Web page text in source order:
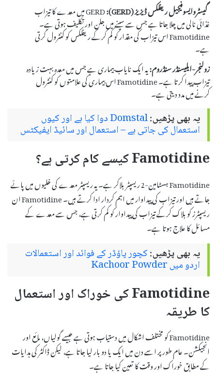
گیسٹروایسوفیجیل ریفلکس ڈیزیز (GERD):
GERD میں معدے کا تیزاب
غذائی نالی میں چلا جاتا ہے جس سے سینے میں جلن اور تکلیف ہوتی ہے۔
Famotidine اس تیزاب کی مقدار کو کم کرکے ریفلکس کو کنٹرول کرتی
ہے۔
زولنجر-ایلیسنڈر سنڈروم:یہ ایک نایاب بیماری ہے جس میں معدہ بہت زیادہ
تیزاب پیدا کرتا ہے۔ Famotidine اس بیماری کی علامتوں کو کنٹرول
کرنے میں مدد دیتی ہے۔
یہ بھی پڑھیں: Domstal دوا کیا ہے اور کیوں
استعمال کی جاتی ہے – استعمال اور سائیڈ ایفیکٹس
Famotidine کیسے کام کرتی ہے؟
Famotidine ہسٹامین-2 ریسپٹر بلاکر ہے۔ یہ ریسپٹر معدے کی خلیوں میں پائے
جاتے ہیں اور تیزاب کی پیداوار میں اہم کردار ادا کرتے ہیں۔ Famotidine ان
ریسپٹرز کو بلاک کرکے تیزاب کی پیداوار کو کم کرتی ہے، جس سے معدے کے
مسائل کا علاج ہوتا ہے۔
یہ بھی پڑھیں:کچور پاؤڈر کے فوائد اور استعمالات
اردو میں Kachoor Powder
Famotidine کی خوراک اور استعمال
کا طریقہ
Famotidine کو مختلف اشکال میں دستیاب ہوتی ہے جیسے گولیاں، مائع اور
انجیکشن۔ عام طور پر اسے دن میں ایک یا دو بار لیا جاتا ہے، لیکن ڈاکٹر کی ہدایات
کے مطابق خوراک اور وقت کا تعین کیا جاتا ہے۔